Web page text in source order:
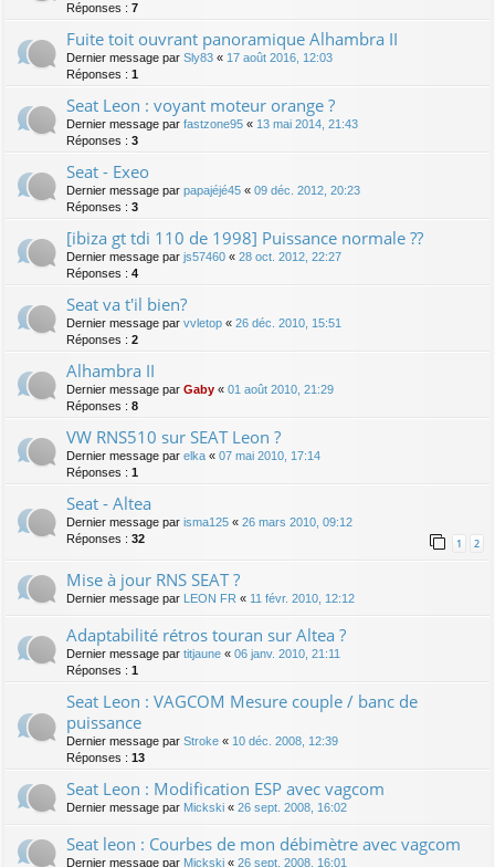
Réponses : 7
Fuite toit ouvrant panoramique Alhambra II
Dernier message par Sly83 « 17 août 2016, 12:03
Réponses : 1
Seat Leon : voyant moteur orange ?
Dernier message par fastzone95 « 13 mai 2014, 21:43
Réponses : 3
Seat - Exeo
Dernier message par papajéjé45 « 09 déc. 2012, 20:23
Réponses : 3
[ibiza gt tdi 110 de 1998] Puissance normale ??
Dernier message par js57460 « 28 oct. 2012, 22:27
Réponses : 4
Seat va t'il bien?
Dernier message par vvletop « 26 déc. 2010, 15:51
Réponses : 2
Alhambra II
Dernier message par Gaby « 01 août 2010, 21:29
Réponses : 8
VW RNS510 sur SEAT Leon ?
Dernier message par elka « 07 mai 2010, 17:14
Réponses : 1
Seat - Altea
Dernier message par isma125 « 26 mars 2010, 09:12
Réponses : 32 1 2
Mise à jour RNS SEAT ?
Dernier message par LEON FR « 11 févr. 2010, 12:12
Adaptabilité rétros touran sur Altea ?
Dernier message par titjaune « 06 janv. 2010, 21:11
Réponses : 1
Seat Leon : VAGCOM Mesure couple / banc de
puissance
Dernier message par Stroke « 10 déc. 2008, 12:39
Réponses : 13
Seat Leon : Modification ESP avec vagcom
Dernier message par Mickski « 26 sept. 2008, 16:02
Seat leon : Courbes de mon débimètre avec vagcom
Dernier message par Mickski « 26 sept. 2008, 16:01